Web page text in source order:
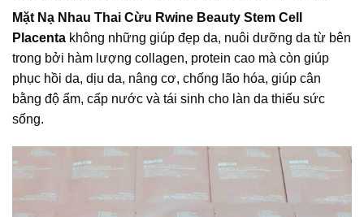
Mặt Nạ Nhau Thai Cừu Rwine Beauty Stem Cell
Placenta không những giúp đẹp da, nuôi dưỡng da từ bên
trong bởi hàm lượng collagen, protein cao mà còn giúp
phục hồi da, dịu da, nâng cơ, chống lão hóa, giúp cân
bằng độ ẩm, cấp nước và tái sinh cho làn da thiếu sức
sống.